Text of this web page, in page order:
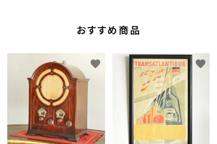
おすすめ商品
favorite favorite